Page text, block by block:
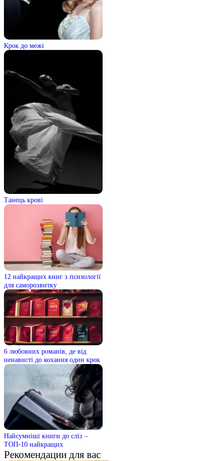
Крок до межі
Танець крові
12 найкращих книг з психології
для саморозвитку
6 любовних романів, де від
ненависті до кохання один крок
Найсумніші книги до сліз –
ТОП-10 найкращих
Рекомендации для вас